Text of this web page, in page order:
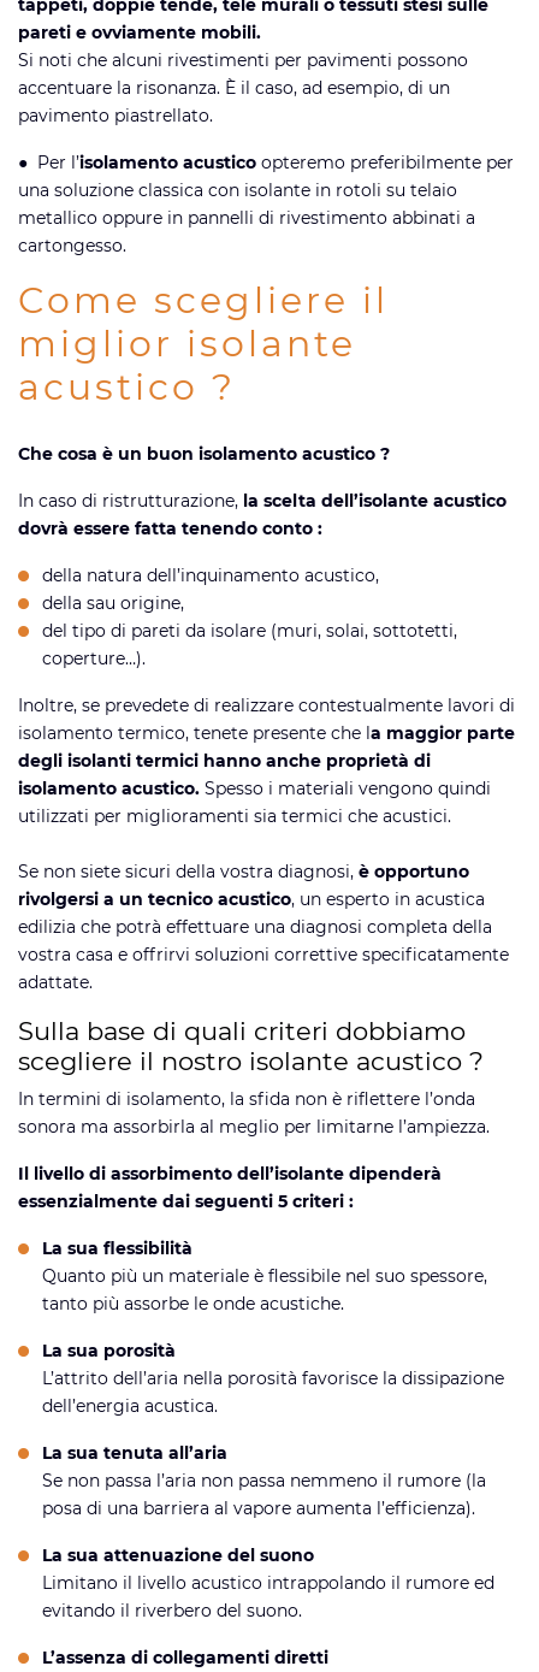
pareti e ovviamente mobili.
Si noti che alcuni rivestimenti per pavimenti possono
accentuare la risonanza. È il caso, ad esempio, di un
pavimento piastrellato.
● Per l’isolamento acustico opteremo preferibilmente per
una soluzione classica con isolante in rotoli su telaio
metallico oppure in pannelli di rivestimento abbinati a
cartongesso.
Come scegliere il
miglior isolante
acustico ?
Che cosa è un buon isolamento acustico ?
In caso di ristrutturazione, la scelta dell’isolante acustico
dovrà essere fatta tenendo conto :
della natura dell’inquinamento acustico,
della sau origine,
del tipo di pareti da isolare (muri, solai, sottotetti,
coperture…).
Inoltre, se prevedete di realizzare contestualmente lavori di
isolamento termico, tenete presente che la maggior parte
degli isolanti termici hanno anche proprietà di
isolamento acustico. Spesso i materiali vengono quindi
utilizzati per miglioramenti sia termici che acustici.
Se non siete sicuri della vostra diagnosi, è opportuno
rivolgersi a un tecnico acustico, un esperto in acustica
edilizia che potrà effettuare una diagnosi completa della
vostra casa e offrirvi soluzioni correttive specificatamente
adattate.
Sulla base di quali criteri dobbiamo
scegliere il nostro isolante acustico ?
In termini di isolamento, la sfida non è riflettere l’onda
sonora ma assorbirla al meglio per limitarne l’ampiezza.
Il livello di assorbimento dell’isolante dipenderà
essenzialmente dai seguenti 5 criteri :
La sua flessibilità
Quanto più un materiale è flessibile nel suo spessore,
tanto più assorbe le onde acustiche.
La sua porosità
L’attrito dell’aria nella porosità favorisce la dissipazione
dell’energia acustica.
La sua tenuta all’aria
Se non passa l’aria non passa nemmeno il rumore (la
posa di una barriera al vapore aumenta l’efficienza).
La sua attenuazione del suono
Limitano il livello acustico intrappolando il rumore ed
evitando il riverbero del suono.
L’assenza di collegamenti diretti